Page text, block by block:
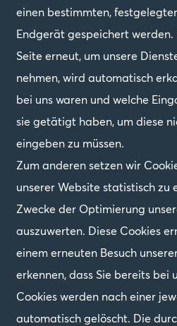
einen bestimmten,
Endgerät gespeichert werden.
Seite erneut, um unsere
nehmen, wird automatisch
bei uns waren und welche
sie getätigt haben, um diese
eingeben zu müssen.
Zum anderen setzen wir
unserer Website statistisch zu
Zwecke der Optimierung
auszuwerten. Diese Cookies
einem erneuten Besuch
erkennen, dass Sie bereits bei
Cookies werden nach einer
automatisch gelöscht. Die